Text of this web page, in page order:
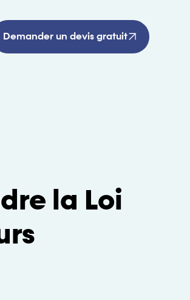
Demander un devis gratuit
la Loi